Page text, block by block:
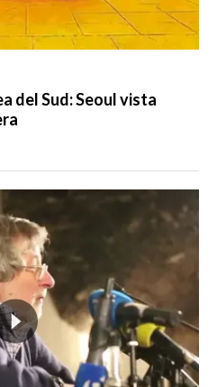
del Sud: Seoul vista